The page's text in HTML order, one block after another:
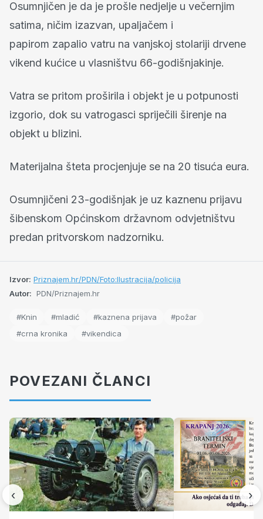
Osumnjičen je da je prošle nedjelje u večernjim
satima, ničim izazvan, upaljačem i
papirom zapalio vatru na vanjskoj stolariji drvene
vikend kućice u vlasništvu 66-godišnjakinje.
Vatra se pritom proširila i objekt je u potpunosti
izgorio, dok su vatrogasci spriječili širenje na
objekt u blizini.
Materijalna šteta procjenjuje se na 20 tisuća eura.
Osumnjičeni 23-godišnjak je uz kaznenu prijavu
šibenskom Općinskom državnom odvjetništvu
predan pritvorskom nadzorniku.
Izvor: Priznajem.hr/PDN/Foto:Ilustracija/policija
Autor: PDN/Priznajem.hr
#Knin #mladić #kaznena prijava
#požar
#crna kronika
#vikendica
POVEZANI ČLANCI
‹ ›